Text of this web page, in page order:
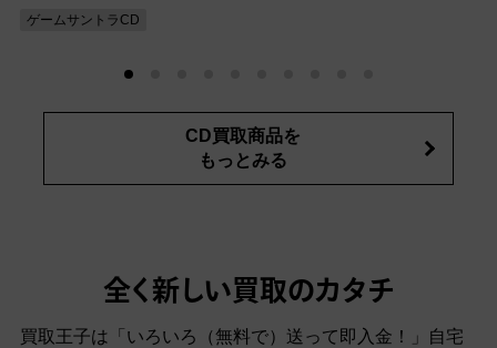
ゲームサントラCD
CD買取商品を
もっとみる
全く新しい買取のカタチ
買取王子は「いろいろ（無料で）送って即入金！」自宅